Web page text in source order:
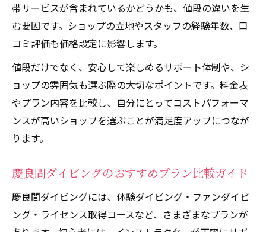
帯サービスが含まれているかどうかも、値段の違いを生
む要因です。ショップの立地やスタッフの経験年数、口
コミ評価も価格設定に影響します。
値段だけでなく、安心して楽しめるサポート体制や、シ
ョップの雰囲気も選ぶ際の大切なポイントです。料金表
やプラン内容を比較し、自分にとってコストパフォーマ
ンスが高いショップを選ぶことが満足度アップにつなが
ります。
慶良間ダイビングのおすすめプラン比較ガイド
慶良間ダイビングには、体験ダイビング・ファンダイビ
ング・ライセンス取得コースなど、さまざまなプランが